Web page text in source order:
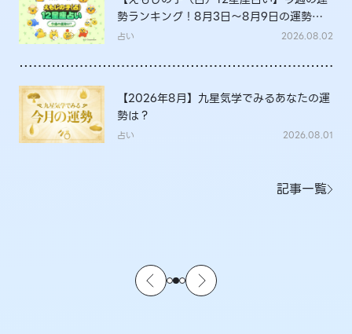
勢ランキング！8月3日～8月9日の運勢
は？
占い 2026.08.02
【2026年8月】九星気学でみるあなたの運
勢は？
占い 2026.08.01
記事一覧